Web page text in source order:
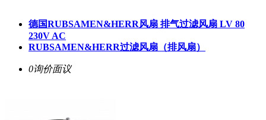
德国RUBSAMEN&HERR风扇 排气过滤风扇 LV 80
230V AC
RUBSAMEN&HERR过滤风扇（排风扇）
0询价面议